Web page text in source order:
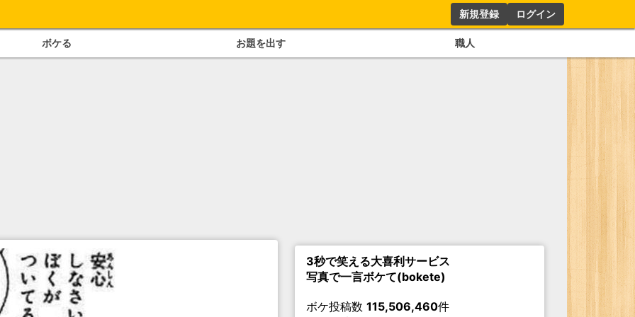
新規登録 ログイン
ボケる お題を出す 職人
3秒で笑える大喜利サービス
写真で一言ボケて(bokete)
ボケ投稿数 115,506,460件